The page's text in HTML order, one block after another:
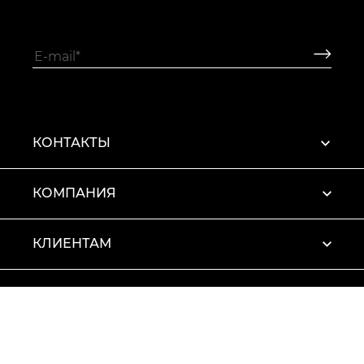
КОНТАКТЫ
КОМПАНИЯ
КЛИЕНТАМ